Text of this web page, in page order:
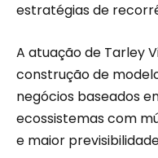
estratégias de
A atuação de Tarley
construção de
negócios baseados
ecossistemas com
e maior